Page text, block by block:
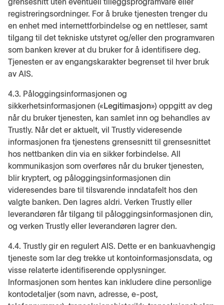
registreringsordninger. For å bruke tjenesten trenger du
en enhet med internettforbindelse og en nettleser, samt
tilgang til det tekniske utstyret og/eller den programvaren
som banken krever at du bruker for å identifisere deg.
Tjenesten er av engangskarakter begrenset til hver bruk
av AIS.
4.3. Påloggingsinformasjonen og
sikkerhetsinformasjonen («Legitimasjon») oppgitt av deg
når du bruker tjenesten, kan samlet inn og behandles av
Trustly. Når det er aktuelt, vil Trustly videresende
informasjonen fra tjenestens grensesnitt til grensesnittet
hos nettbanken din via en sikker forbindelse. All
kommunikasjon som overføres når du bruker tjenesten,
blir kryptert, og påloggingsinformasjonen din
videresendes bare til tilsvarende inndatafelt hos den
valgte banken. Den lagres aldri. Verken Trustly eller
leverandøren får tilgang til påloggingsinformasjonen din,
og verken Trustly eller leverandøren lagrer den.
4.4. Trustly gir en regulert AIS. Dette er en bankuavhengig
tjeneste som lar deg trekke ut kontoinformasjonsdata, og
visse relaterte identifiserende opplysninger.
Informasjonen som hentes kan inkludere dine personlige
kontodetaljer (som navn, adresse, e-post,